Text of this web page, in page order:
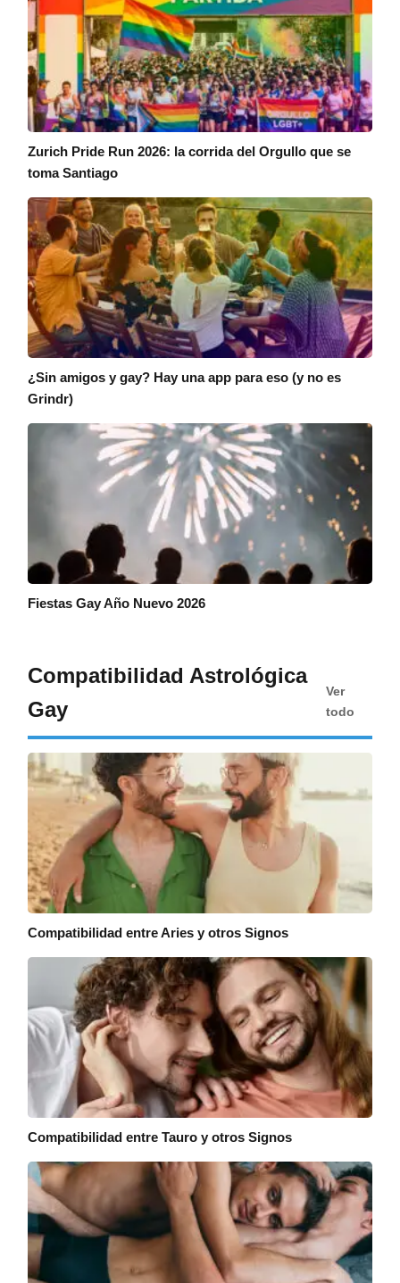
Zurich Pride Run 2026: la corrida del Orgullo que se
toma Santiago
¿Sin amigos y gay? Hay una app para eso (y no es
Grindr)
Fiestas Gay Año Nuevo 2026
Compatibilidad Astrológica
Gay
Ver
todo
Compatibilidad entre Aries y otros Signos
Compatibilidad entre Tauro y otros Signos